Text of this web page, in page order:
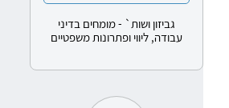
גביזון ושות` - מומחים בדיני
עבודה, ליווי ופתרונות משפטיים